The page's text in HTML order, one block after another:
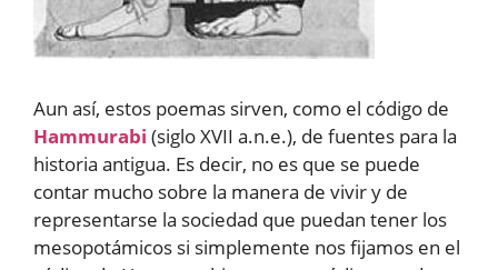
Aun así, estos poemas sirven, como el código de
Hammurabi (siglo XVII a.n.e.), de fuentes para la
historia antigua. Es decir, no es que se puede
contar mucho sobre la manera de vivir y de
representarse la sociedad que puedan tener los
mesopotámicos si simplemente nos fijamos en el